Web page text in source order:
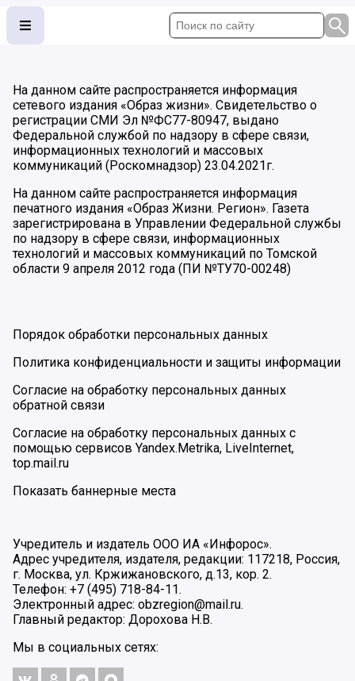
На данном сайте распространяется информация
сетевого издания «Образ жизни». Свидетельство о
регистрации СМИ Эл №ФС77-80947, выдано
Федеральной службой по надзору в сфере связи,
информационных технологий и массовых
коммуникаций (Роскомнадзор) 23.04.2021г.
На данном сайте распространяется информация
печатного издания «Образ Жизни. Регион». Газета
зарегистрирована в Управлении Федеральной службы
по надзору в сфере связи, информационных
технологий и массовых коммуникаций по Томской
области 9 апреля 2012 года (ПИ №ТУ70-00248)
Порядок обработки персональных данных
Политика конфиденциальности и защиты информации
Согласие на обработку персональных данных
обратной связи
Согласие на обработку персональных данных с
помощью сервисов Yandex.Metrika, LiveInternet,
top.mail.ru
Показать баннерные места
Учредитель и издатель ООО ИА «Инфорос».
Адрес учредителя, издателя, редакции: 117218, Россия,
г. Москва, ул. Кржижановского, д.13, кор. 2.
Телефон: +7 (495) 718-84-11.
Электронный адрес: obzregion@mail.ru.
Главный редактор: Дорохова Н.В.
Мы в социальных сетях: